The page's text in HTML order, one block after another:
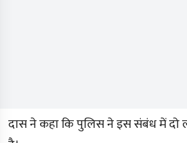
दास ने कहा कि पुलिस ने इस संबंध में दो